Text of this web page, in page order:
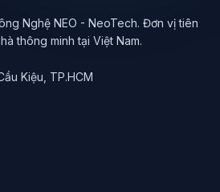
Nghệ NEO - NeoTech. Đơn vị tiên
thông minh tại Việt Nam.
Kiệu, TP.HCM